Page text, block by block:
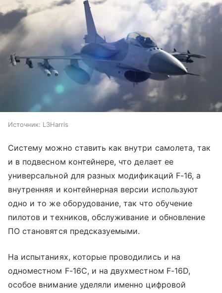
Источник: L3Harris
Систему можно ставить как внутри самолета, так
и в подвесном контейнере, что делает ее
универсальной для разных модификаций F-16, а
внутренняя и контейнерная версии используют
одно и то же оборудование, так что обучение
пилотов и техников, обслуживание и обновление
ПО становятся предсказуемыми.
На испытаниях, которые проводились и на
одноместном F-16C, и на двухместном F-16D,
особое внимание уделяли именно цифровой